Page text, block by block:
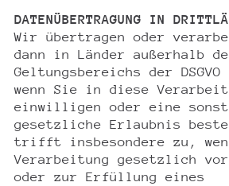
DATENÜBERTRAGUNG IN
Wir übertragen oder
dann in Länder außerhalb
Geltungsbereichs der
wenn Sie in diese
einwilligen oder eine
gesetzliche Erlaubnis
trifft insbesondere zu,
Verarbeitung gesetzlich
oder zur Erfüllung eines